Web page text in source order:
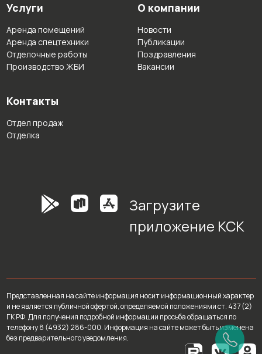
Услуги
Аренда помещений
Аренда спецтехники
Отделочные работы
Производство ЖБИ
О компании
Новости
Публикации
Поздравления
Вакансии
Контакты
Отдел продаж
Отделка
Загрузите
приложение КСК
Представленная на сайте информация носит информационный характер
и не является публичной офертой, определяемой положениями ст. 437 (2)
ГК РФ. Для получения подробной информации просьба обращаться по
телефону 8 (4932) 286-000. Информация на сайте может быть изменена
без предварительного уведомления.